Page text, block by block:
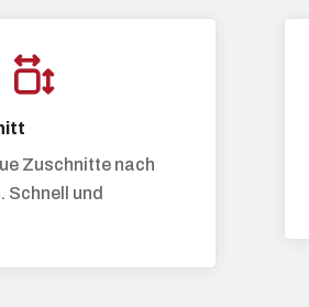
Zuschnitte nach
Schnell und